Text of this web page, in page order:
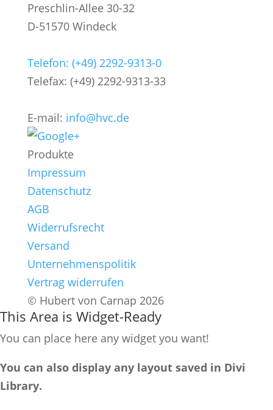
Preschlin-Allee 30-32
D-51570 Windeck
Telefon: (+49) 2292-9313-0
Telefax: (+49) 2292-9313-33
E-mail: info@hvc.de
Produkte
Impressum
Datenschutz
AGB
Widerrufsrecht
Versand
Unternehmenspolitik
Vertrag widerrufen
© Hubert von Carnap 2026
This Area is Widget-Ready
You can place here any widget you want!
You can also display any layout saved in Divi
Library.